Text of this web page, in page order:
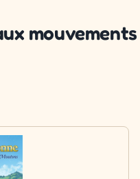
mouvements